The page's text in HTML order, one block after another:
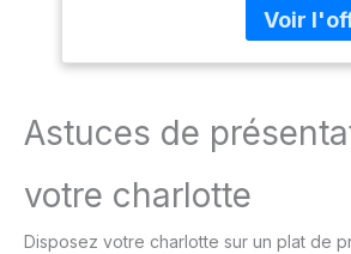
durables.
d'utilisation :
d'éjection
une
changement
pratique
(HR3741/
+ fonction
Astuces de
votre charlotte
Disposez votre charlotte sur un plat de